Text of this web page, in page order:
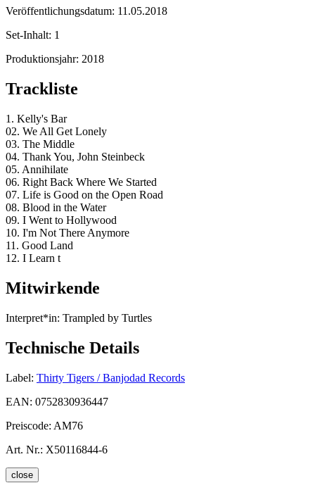
Veröffentlichungsdatum: 11.05.2018
Set-Inhalt: 1
Produktionsjahr: 2018
Trackliste
1. Kelly's Bar
02. We All Get Lonely
03. The Middle
04. Thank You, John Steinbeck
05. Annihilate
06. Right Back Where We Started
07. Life is Good on the Open Road
08. Blood in the Water
09. I Went to Hollywood
10. I'm Not There Anymore
11. Good Land
12. I Learn t
Mitwirkende
Interpret*in: Trampled by Turtles
Technische Details
Label: Thirty Tigers / Banjodad Records
EAN: 0752830936447
Preiscode: AM76
Art. Nr.: X50116844-6
close